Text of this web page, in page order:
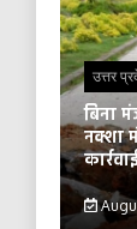
उत्तर
बिना
नक्शा